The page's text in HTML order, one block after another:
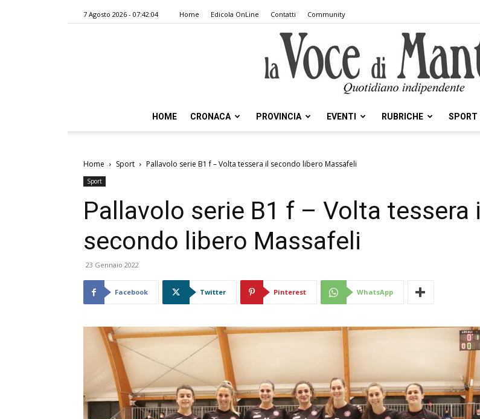
7 Agosto 2026 - 07:42:04 Home Edicola OnLine Contatti Community
Voce
HOME CRONACA PROVINCIA EVENTI RUBRICHE SPORT
Home Sport Pallavolo serie B1 f – Volta tessera il secondo libero Massafeli
Sport
Pallavolo serie B1 f – Volta tessera il
secondo libero Massafeli
23 Gennaio 2022
Facebook Twitter Pinterest WhatsApp